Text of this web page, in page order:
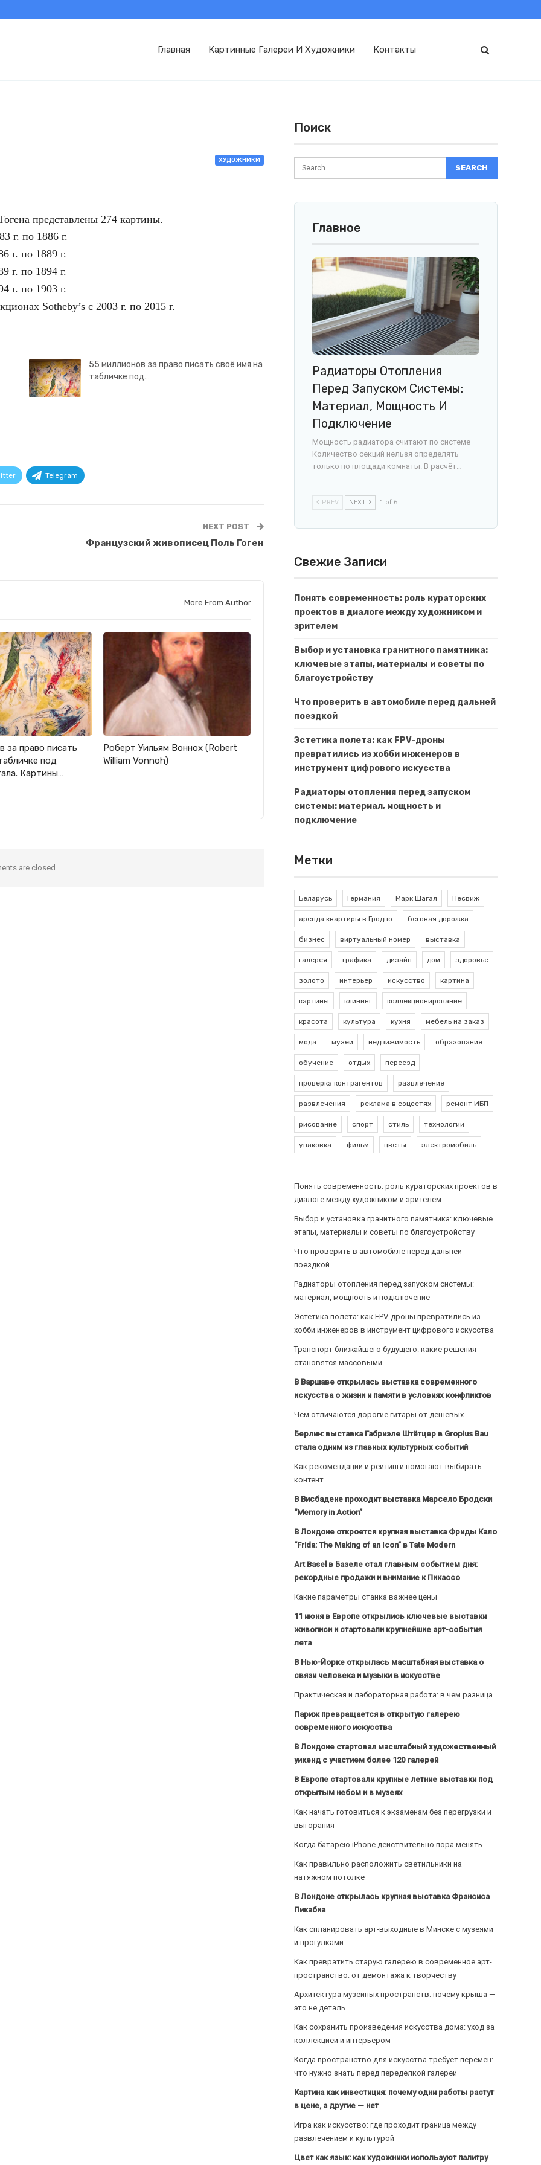
Главная Картинные Галереи И Художники Контакты
ХУДОЖНИКИ
представлены 274 картины.
г. по 1886 г.
г. по 1889 г.
г. по 1894 г.
г. по 1903 г.
Sotheby’s с 2003 г. по 2015 г.
55 миллионов за право писать своё имя на
табличке под…
Telegram
NEXT POST
Французский живописец Поль Гоген
More From Author
за право писать
под
Картины…
Роберт Уильям Воннох (Robert
William Vonnoh)
are closed.
Поиск
Главное
Радиаторы Отопления
Перед Запуском Системы:
Материал, Мощность И
Подключение
Мощность радиатора считают по системе
Количество секций нельзя определять
только по площади комнаты. В расчёт…
PREV NEXT 1 of 6
Свежие Записи
Понять современность: роль кураторских
проектов в диалоге между художником и
зрителем
Выбор и установка гранитного памятника:
ключевые этапы, материалы и советы по
благоустройству
Что проверить в автомобиле перед дальней
поездкой
Эстетика полета: как FPV-дроны
превратились из хобби инженеров в
инструмент цифрового искусства
Радиаторы отопления перед запуском
системы: материал, мощность и
подключение
Метки
Беларусь Германия Марк Шагал Несвиж
аренда квартиры в Гродно беговая дорожка
бизнес виртуальный номер выставка
галерея графика дизайн дом здоровье
золото интерьер искусство картина
картины клининг коллекционирование
красота культура кухня мебель на заказ
мода музей недвижимость образование
обучение отдых переезд
проверка контрагентов развлечение
развлечения реклама в соцсетях ремонт ИБП
рисование спорт стиль технологии
упаковка фильм цветы электромобиль
Понять современность: роль кураторских проектов в
диалоге между художником и зрителем
Выбор и установка гранитного памятника: ключевые
этапы, материалы и советы по благоустройству
Что проверить в автомобиле перед дальней
поездкой
Радиаторы отопления перед запуском системы:
материал, мощность и подключение
Эстетика полета: как FPV-дроны превратились из
хобби инженеров в инструмент цифрового искусства
Транспорт ближайшего будущего: какие решения
становятся массовыми
В Варшаве открылась выставка современного
искусства о жизни и памяти в условиях конфликтов
Чем отличаются дорогие гитары от дешёвых
Берлин: выставка Габриэле Штётцер в Gropius Bau
стала одним из главных культурных событий
Как рекомендации и рейтинги помогают выбирать
контент
В Висбадене проходит выставка Марсело Бродски
“Memory in Action”
В Лондоне откроется крупная выставка Фриды Кало
“Frida: The Making of an Icon” в Tate Modern
Art Basel в Базеле стал главным событием дня:
рекордные продажи и внимание к Пикассо
Какие параметры станка важнее цены
11 июня в Европе открылись ключевые выставки
живописи и стартовали крупнейшие арт-события
лета
В Нью-Йорке открылась масштабная выставка о
связи человека и музыки в искусстве
Практическая и лабораторная работа: в чем разница
Париж превращается в открытую галерею
современного искусства
В Лондоне стартовал масштабный художественный
уикенд с участием более 120 галерей
В Европе стартовали крупные летние выставки под
открытым небом и в музеях
Как начать готовиться к экзаменам без перегрузки и
выгорания
Когда батарею iPhone действительно пора менять
Как правильно расположить светильники на
натяжном потолке
В Лондоне открылась крупная выставка Франсиса
Пикабиа
Как спланировать арт-выходные в Минске с музеями
и прогулками
Как превратить старую галерею в современное арт-
пространство: от демонтажа к творчеству
Архитектура музейных пространств: почему крыша —
это не деталь
Как сохранить произведения искусства дома: уход за
коллекцией и интерьером
Когда пространство для искусства требует перемен:
что нужно знать перед переделкой галереи
Картина как инвестиция: почему одни работы растут
в цене, а другие — нет
Игра как искусство: где проходит граница между
развлечением и культурой
Цвет как язык: как художники используют палитру